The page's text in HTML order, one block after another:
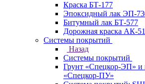
Краска БТ-177
Эпоксидный лак ЭП-
Битумный лак БТ-577
Дорожная краска АК-
Системы покрытий
Назад
Системы покрытий
Грунт «Спецкор-ЭП» и
«Спецкор-ПУ»